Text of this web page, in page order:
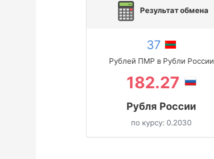
Результат обмена
37
Рублей ПМР в Рубли России
182.27
Рубля России
по курсу: 0.2030